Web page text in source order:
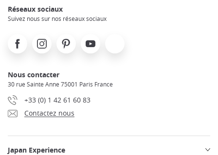
Réseaux sociaux
Suivez nous sur nos réseaux sociaux
FacebookInstagramPinterest Youtube
Nous contacter
30 rue Sainte Anne 75001 Paris France
+33 (0) 1 42 61 60 83
Contactez nous
Japan Experience